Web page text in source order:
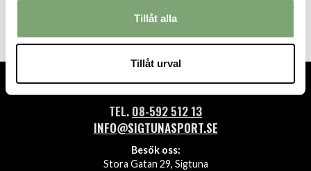
Tillåt alla
Tillåt urval
TEL. 08-592 512 13
INFO@SIGTUNASPORT.SE
Besök oss:
Stora Gatan 29, Sigtuna